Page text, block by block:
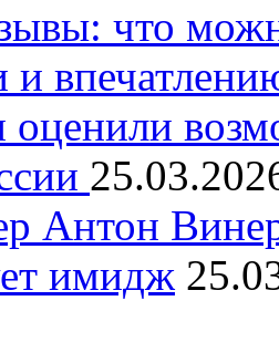
что
и
Антон
имидж